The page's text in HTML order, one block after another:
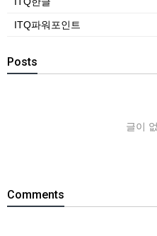
ITQ파워포인트
Posts
글이
Comments